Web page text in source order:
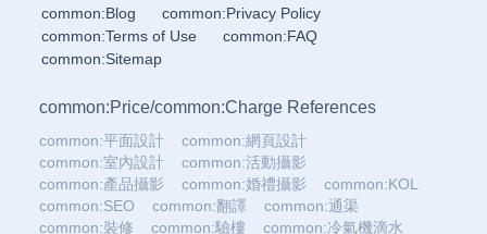
common:Blog
common:Privacy Policy
common:Terms of Use
common:FAQ
common:Sitemap
common:Price/common:Charge References
common:平面設計
common:網頁設計
common:室內設計
common:活動攝影
common:產品攝影
common:婚禮攝影
common:KOL
common:SEO
common:翻譯
common:通渠
common:裝修
common:驗樓
common:冷氣機滴水